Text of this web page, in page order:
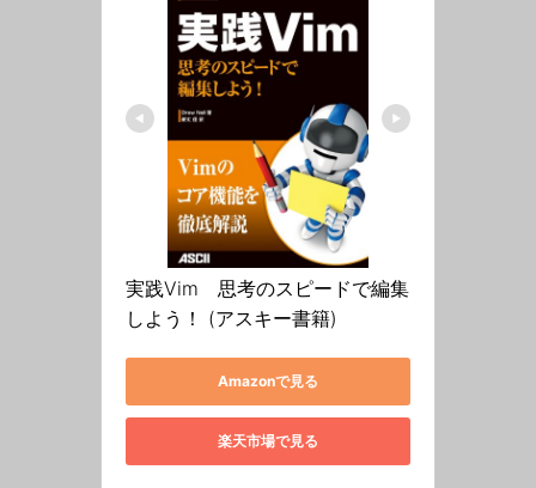
実践Vim　思考のスピードで編集
しよう！ (アスキー書籍)
Amazonで見る
楽天市場で見る